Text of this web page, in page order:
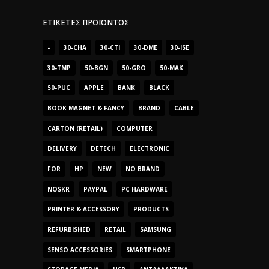
ΕΤΙΚΈΤΕΣ ΠΡΟΪΌΝΤΟΣ
- 30-CHA 30-CTI 30-DME 30-ISE
30-TMP 50-BGN 50-GRO 50-MAK
50-PUC APPLE BANK BLACK
BOOK MAGNET & FANCY BRAND CABLE
CARTON (RETAIL) COMPUTER
DELIVERY DETECH ELECTRONIC
FOR HP NEW NO BRAND
NOSKR PAYPAL PC HARDWARE
PRINTER & ACCESSORY PRODUCTS
REFURBISHED RETAIL SAMSUNG
SENSO ACCESSORIES SMARTPHONE